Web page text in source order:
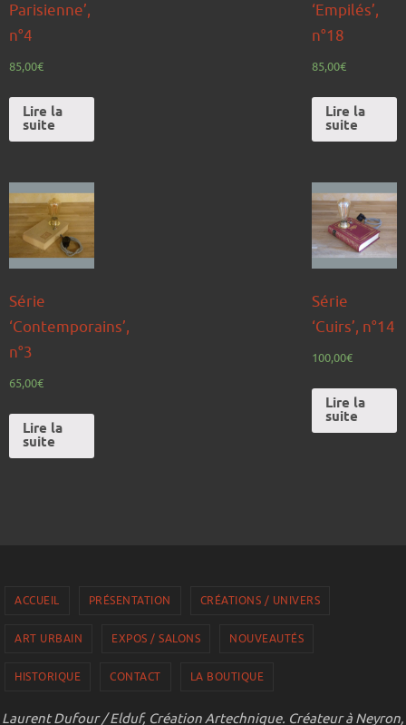
Parisienne’,
n°4
85,00€
Lire la
suite
‘Empilés’,
n°18
85,00€
Lire la
suite
Série
‘Contemporains’,
n°3
65,00€
Lire la
suite
Série
‘Cuirs’, n°14
100,00€
Lire la
suite
ACCUEIL PRÉSENTATION CRÉATIONS / UNIVERS
ART URBAIN EXPOS / SALONS NOUVEAUTÉS
HISTORIQUE CONTACT LA BOUTIQUE
Laurent Dufour / Elduf, Création Artechnique. Créateur à Neyron,